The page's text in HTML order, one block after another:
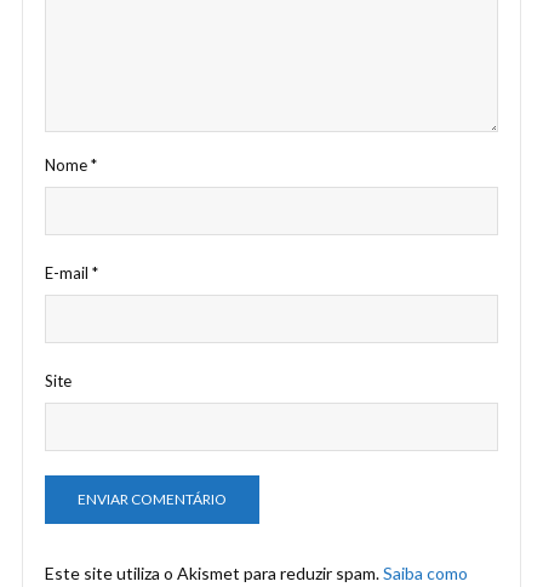
Nome*
E-mail *
Site
Este site utiliza o Akismet para reduzir spam.Saiba como